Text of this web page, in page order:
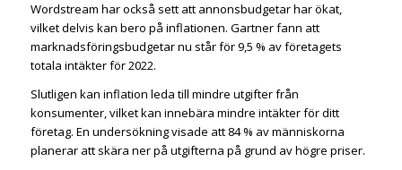
Wordstream har också sett att annonsbudgetar har ökat,
vilket delvis kan bero på inflationen. Gartner fann att
marknadsföringsbudgetar nu står för 9,5 % av företagets
totala intäkter för 2022.
Slutligen kan inflation leda till mindre utgifter från
konsumenter, vilket kan innebära mindre intäkter för ditt
företag. En undersökning visade att 84 % av människorna
planerar att skära ner på utgifterna på grund av högre priser.